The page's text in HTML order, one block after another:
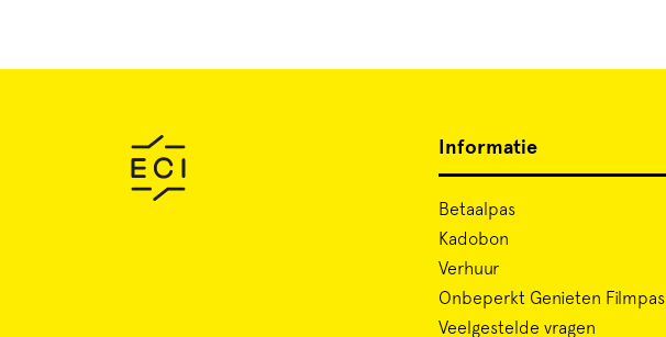
Informatie
Betaalpas
Kadobon
Verhuur
Onbeperkt Genieten Filmpas
Veelgestelde vragen